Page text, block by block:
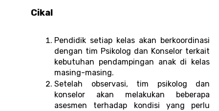
Cikal
Pendidik setiap kelas akan berkoordinasi
dengan tim Psikolog dan Konselor terkait
kebutuhan pendampingan anak di kelas
masing-masing.
Setelah observasi, tim psikolog dan
konselor akan melakukan beberapa
asesmen terhadap kondisi yang perlu